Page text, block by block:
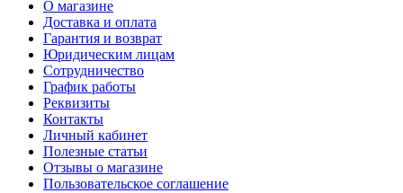
О магазине
Доставка и оплата
Гарантия и возврат
Юридическим лицам
Сотрудничество
График работы
Реквизиты
Контакты
Личный кабинет
Полезные статьи
Отзывы о магазине
Пользовательское соглашение